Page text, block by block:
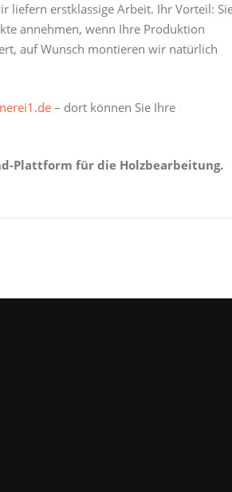
liefern erstklassige Arbeit. Ihr Vorteil:
annehmen, wenn Ihre Produktion
auf Wunsch montieren wir natürlich
– dort können Sie Ihre
Plattform für die Holzbearbeitung.